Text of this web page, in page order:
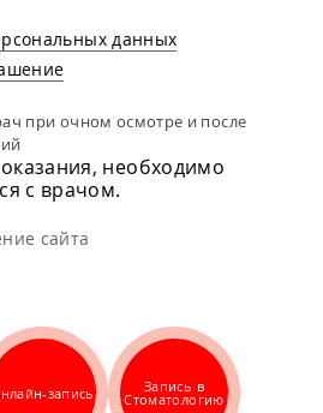
данных
при очном осмотре и после
необходимо
с врачом.
сайта
запись Запись в
Стоматологию